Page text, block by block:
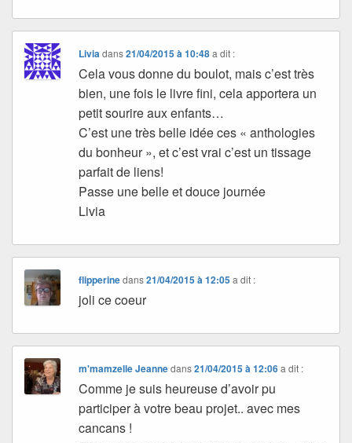
Liviadans21/04/2015 à 10:48 a dit :
Cela vous donne du boulot, mais c’est très
bien, une fois le livre fini, cela apportera un
petit sourire aux enfants…
C’est une très belle idée ces « anthologies
du bonheur », et c’est vrai c’est un tissage
parfait de liens!
Passe une belle et douce journée
Livia
flipperinedans21/04/2015 à 12:05 a dit :
joli ce coeur
m'mamzelle Jeannedans21/04/2015 à 12:06 a dit :
Comme je suis heureuse d’avoir pu
participer à votre beau projet.. avec mes
cancans !